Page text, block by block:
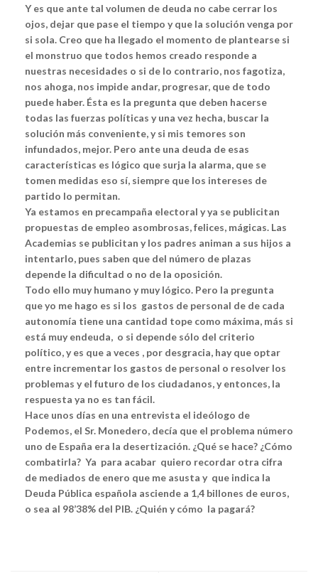
Y es que ante tal volumen de deuda no cabe cerrar los
ojos, dejar que pase el tiempo y que la solución venga por
si sola. Creo que ha llegado el momento de plantearse si
el monstruo que todos hemos creado responde a
nuestras necesidades o si de lo contrario, nos fagotiza,
nos ahoga, nos impide andar, progresar, que de todo
puede haber. Ésta es la pregunta que deben hacerse
todas las fuerzas políticas y una vez hecha, buscar la
solución más conveniente, y si mis temores son
infundados, mejor. Pero ante una deuda de esas
características es lógico que surja la alarma, que se
tomen medidas eso sí, siempre que los intereses de
partido lo permitan.
Ya estamos en precampaña electoral y ya se publicitan
propuestas de empleo asombrosas, felices, mágicas. Las
Academias se publicitan y los padres animan a sus hijos a
intentarlo, pues saben que del número de plazas
depende la dificultad o no de la oposición.
Todo ello muy humano y muy lógico. Pero la pregunta
que yo me hago es si los gastos de personal de de cada
autonomía tiene una cantidad tope como máxima, más si
está muy endeuda, o si depende sólo del criterio
político, y es que a veces , por desgracia, hay que optar
entre incrementar los gastos de personal o resolver los
problemas y el futuro de los ciudadanos, y entonces, la
respuesta ya no es tan fácil.
Hace unos días en una entrevista el ideólogo de
Podemos, el Sr. Monedero, decía que el problema número
uno de España era la desertización. ¿Qué se hace? ¿Cómo
combatirla? Ya para acabar quiero recordar otra cifra
de mediados de enero que me asusta y que indica la
Deuda Pública española asciende a 1,4 billones de euros,
o sea al 98’38% del PIB. ¿Quién y cómo la pagará?